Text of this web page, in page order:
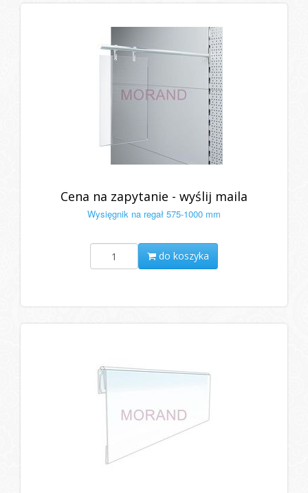
Cena na zapytanie - wyślij maila
Wysięgnik na regał 575-1000 mm
do koszyka